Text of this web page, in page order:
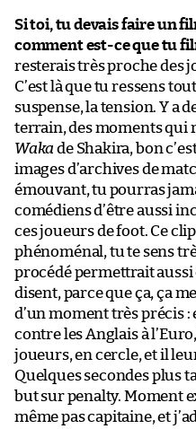
Si toi, tu devais faire un
comment est-ce que tu
resterais très proche des
C’est là que tu ressens
suspense, la tension. Y a
terrain, des moments qui
Waka de Shakira, bon
images d’archives de
émouvant, tu pourras
comédiens d’être aussi
ces joueurs de foot. Ce
phénoménal, tu te sens
procédé permettrait aussi
disent, parce que ça, ça
d’un moment très précis :
contre les Anglais à
joueurs, en cercle, et il
Quelques secondes plus
but sur penalty. Moment
même pas capitaine, et